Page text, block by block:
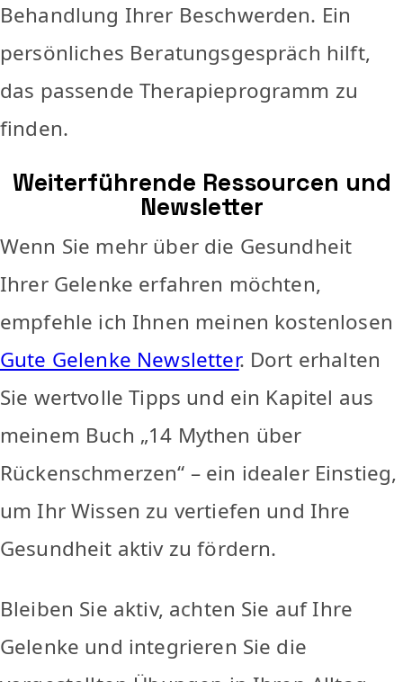
Behandlung Ihrer Beschwerden. Ein
persönliches Beratungsgespräch hilft,
das passende Therapieprogramm zu
finden.
Weiterführende Ressourcen und
Newsletter
Wenn Sie mehr über die Gesundheit
Ihrer Gelenke erfahren möchten,
empfehle ich Ihnen meinen kostenlosen
Gute Gelenke Newsletter. Dort erhalten
Sie wertvolle Tipps und ein Kapitel aus
meinem Buch „14 Mythen über
Rückenschmerzen“ – ein idealer Einstieg,
um Ihr Wissen zu vertiefen und Ihre
Gesundheit aktiv zu fördern.
Bleiben Sie aktiv, achten Sie auf Ihre
Gelenke und integrieren Sie die